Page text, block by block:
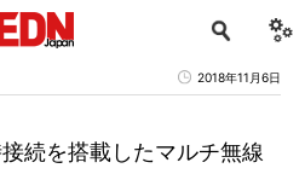
2018年11月6日
続を搭載したマルチ無線